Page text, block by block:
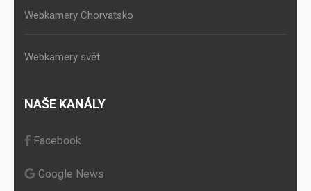
Webkamery Chorvatsko
Webkamery svět
NAŠE KANÁLY
Facebook
Google News